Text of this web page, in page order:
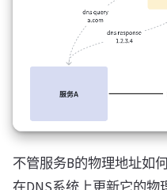
不管服务B的物理地址如